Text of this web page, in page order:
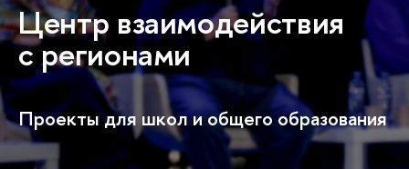
Центр взаимодействия
с регионами
Проекты для школ и общего образования